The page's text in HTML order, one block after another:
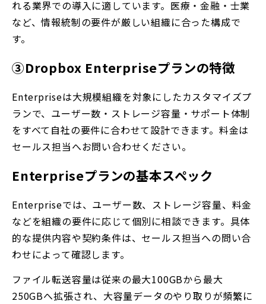
れる業界での導入に適しています。医療・金融・士業
など、情報統制の要件が厳しい組織に合った構成で
す。
③Dropbox Enterpriseプランの特徴
Enterpriseは大規模組織を対象にしたカスタマイズプ
ランで、ユーザー数・ストレージ容量・サポート体制
をすべて自社の要件に合わせて設計できます。料金は
セールス担当へお問い合わせください。
Enterpriseプランの基本スペック
Enterpriseでは、ユーザー数、ストレージ容量、料金
などを組織の要件に応じて個別に相談できます。具体
的な提供内容や契約条件は、セールス担当への問い合
わせによって確認します。
ファイル転送容量は従来の最大100GBから最大
250GBへ拡張され、大容量データのやり取りが頻繁に